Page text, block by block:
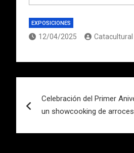
EXPOSICIONES
12/04/2025 Catacultural
de
entradas
Celebración del Primer
un showcooking de arroces